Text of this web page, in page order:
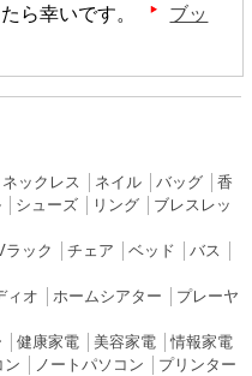
ら幸いです。
ブッ
ネックレス ネイル│ バッグ│ 香
│ シューズ│ リング│ ブレスレッ
ラック チェア ベッド バス
ィオ ホームシアター
プレーヤ
健康家電│ 美容家電│情報家電
ン ノートパソコン
プリンター